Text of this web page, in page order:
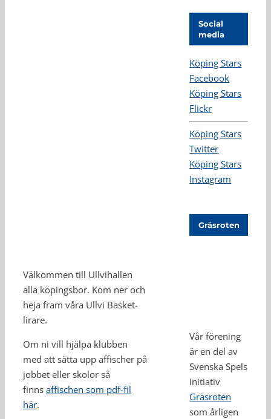
Välkommen till Ullvihallen
alla köpingsbor. Kom ner och
heja fram våra Ullvi Basket-
lirare.
Om ni vill hjälpa klubben
med att sätta upp affischer på
jobbet eller skolor så
finns affischen som pdf-fil
här.
Social
media
Köping Stars
Facebook
Köping Stars
Flickr
Köping Stars
Twitter
Köping Stars
Instagram
Gräsroten
Vår förening
är en del av
Svenska Spels
initiativ
Gräsroten
som årligen